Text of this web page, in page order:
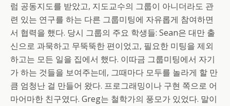
럼 공동지도를 받았고, 지도교수의 그룹이 아니더라도 관
련 있는 연구를 하는 다른 그룹미팅에 자유롭게 참여하면
서 협력을 했다. 당시 그룹의 주요 학생들: Sean은 대만 출
신으로 과묵하고 무뚝뚝한 편이었고, 필요한 미팅을 제외
하고는 모든 일을 집에서 했다. 이따금 그룹미팅에서 자기
가 하는 것들을 보여주는데, 그때마다 모두를 놀라게 할 만
큼 엄청난 걸 만들어 왔다. 프로그래밍이나 구현 쪽으로 어
마어마한 친구였다. Greg는 철학가의 풍모가 있었다. 말이